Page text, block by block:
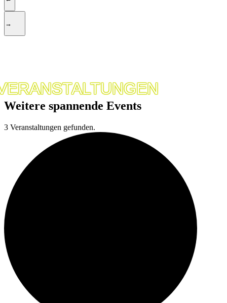
→
Weitere spannende Events
3 Veranstaltungen gefunden.